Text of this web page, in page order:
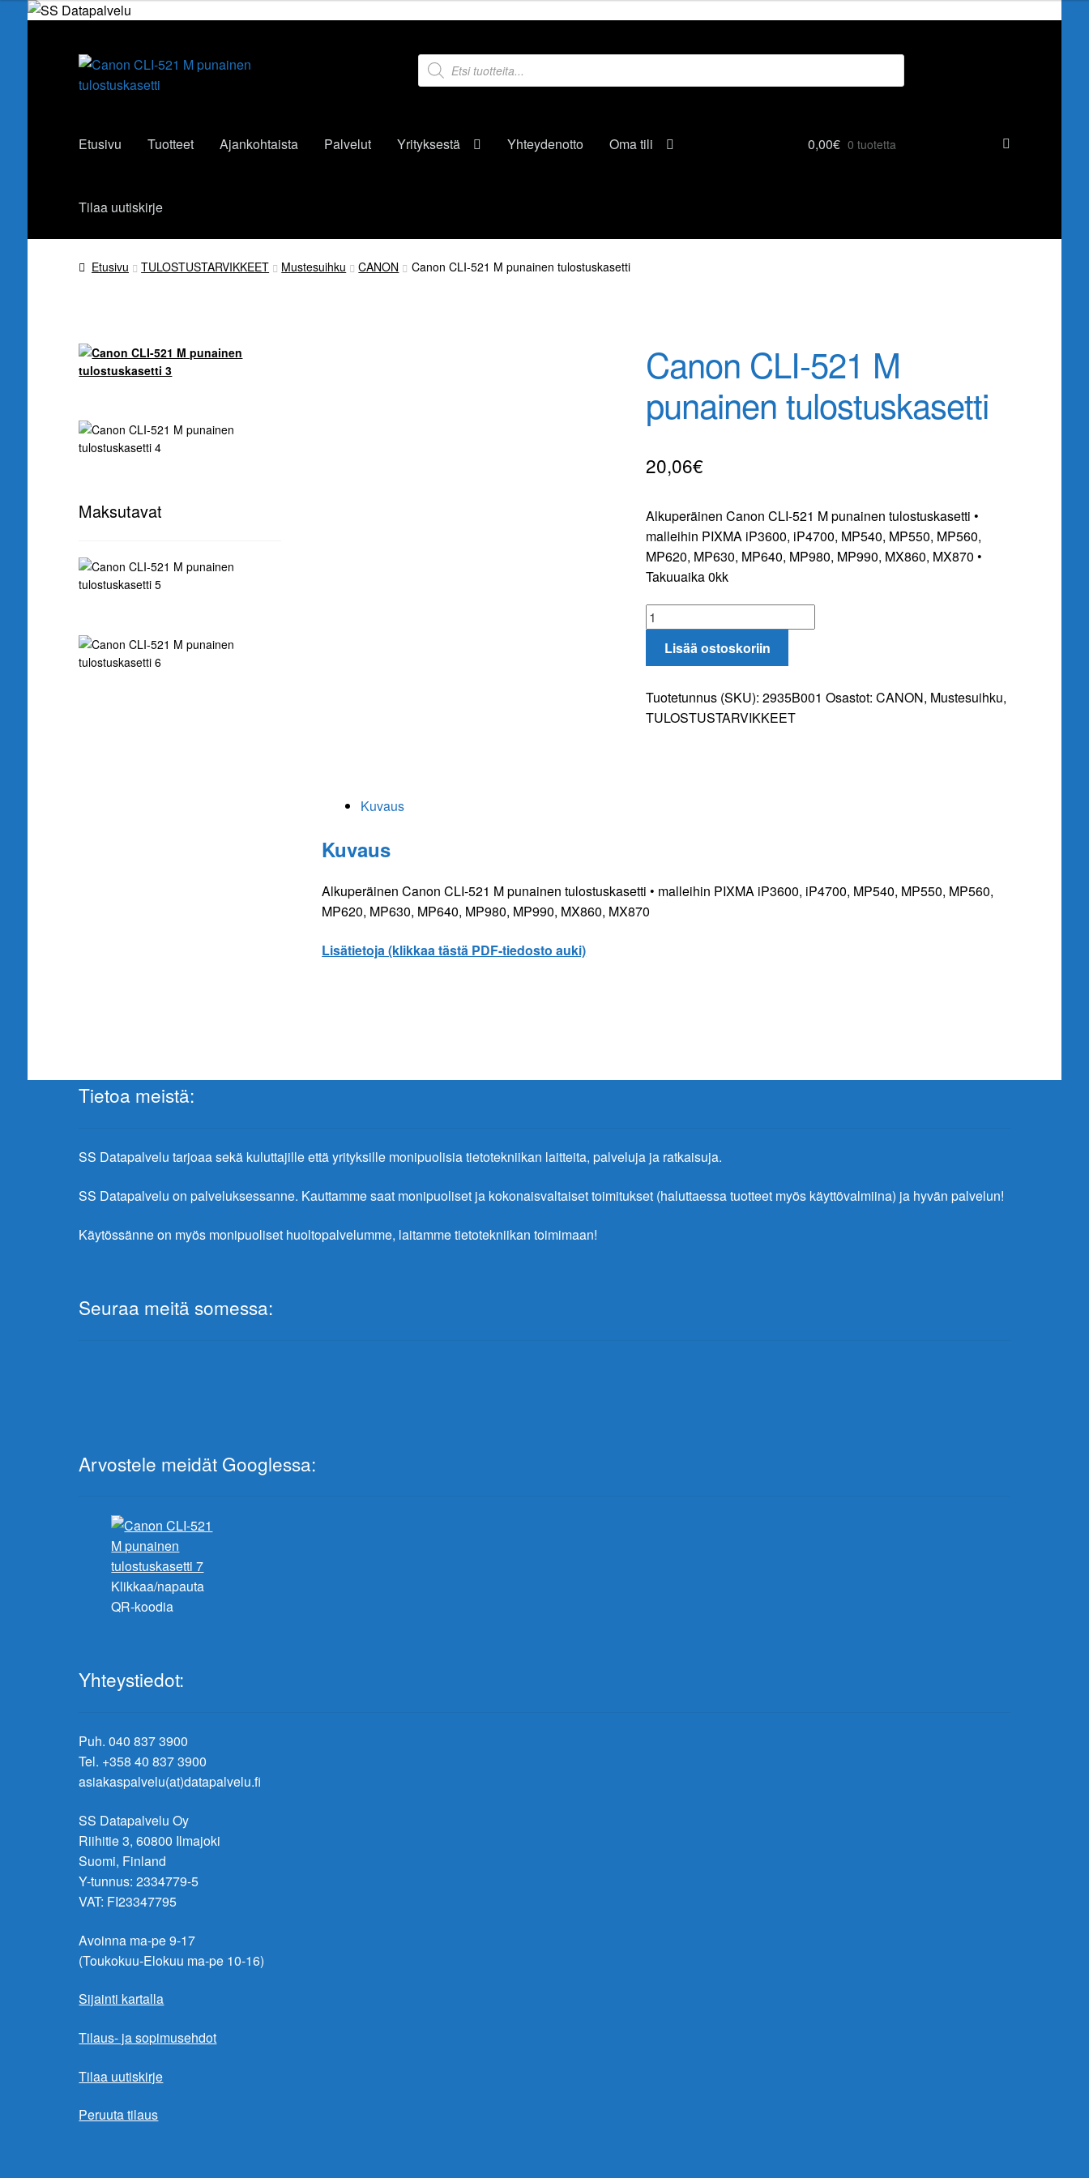
Siirry
navigointiin
Siirry
sisältöön
Products
search
Etusivu Tuotteet Ajankohtaista Palvelut Yrityksestä Yhteydenotto Oma tili
Tilaa uutiskirje
0,00€ 0 tuotetta
Etusivu TULOSTUSTARVIKKEET Mustesuihku CANON Canon CLI-521 M punainen tulostuskasetti
Canon CLI-521 M
punainen tulostuskasetti
20,06€
Alkuperäinen Canon CLI-521 M punainen tulostuskasetti •
malleihin PIXMA iP3600, iP4700, MP540, MP550, MP560,
MP620, MP630, MP640, MP980, MP990, MX860, MX870 •
Takuuaika 0kk
Canon
CLI-
521
punainen
tulostuskasetti
Lisää ostoskoriin
Tuotetunnus (SKU): 2935B001 Osastot: CANON, Mustesuihku,
TULOSTUSTARVIKKEET
Kuvaus
Kuvaus
Alkuperäinen Canon CLI-521 M punainen tulostuskasetti • malleihin PIXMA iP3600, iP4700, MP540, MP550, MP560,
MP620, MP630, MP640, MP980, MP990, MX860, MX870
Lisätietoja (klikkaa tästä PDF-tiedosto auki)
Maksutavat
Tietoa meistä:
SS Datapalvelu tarjoaa sekä kuluttajille että yrityksille monipuolisia tietotekniikan laitteita, palveluja ja ratkaisuja.
SS Datapalvelu on palveluksessanne. Kauttamme saat monipuoliset ja kokonaisvaltaiset toimitukset (haluttaessa tuotteet myös käyttövalmiina) ja hyvän palvelun!
Käytössänne on myös monipuoliset huoltopalvelumme, laitamme tietotekniikan toimimaan!
Seuraa meitä somessa:
Arvostele meidät Googlessa:
Klikkaa/napauta
QR-koodia
Yhteystiedot:
Puh. 040 837 3900
Tel. +358 40 837 3900
asiakaspalvelu(at)datapalvelu.fi
SS Datapalvelu Oy
Riihitie 3, 60800 Ilmajoki
Suomi, Finland
Y-tunnus: 2334779-5
VAT: FI23347795
Avoinna ma-pe 9-17
(Toukokuu-Elokuu ma-pe 10-16)
Sijainti kartalla
Tilaus- ja sopimusehdot
Tilaa uutiskirje
Peruuta tilaus